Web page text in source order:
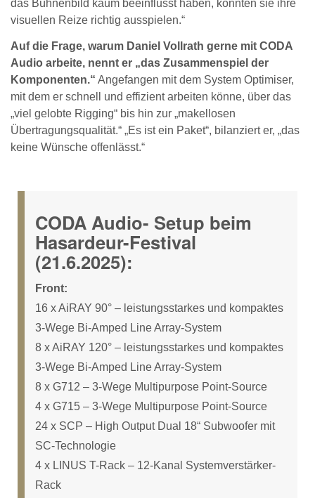
das Bühnenbild kaum beeinflusst haben, konnten sie ihre
visuellen Reize richtig ausspielen.“
Auf die Frage, warum Daniel Vollrath gerne mit CODA
Audio arbeite, nennt er „das Zusammenspiel der
Komponenten.“ Angefangen mit dem System Optimiser,
mit dem er schnell und effizient arbeiten könne, über das
„viel gelobte Rigging“ bis hin zur „makellosen
Übertragungsqualität.“ „Es ist ein Paket“, bilanziert er, „das
keine Wünsche offenlässt.“
CODA Audio- Setup beim
Hasardeur-Festival
(21.6.2025):
Front:
16 x AiRAY 90° – leistungsstarkes und kompaktes
3-Wege Bi-Amped Line Array-System
8 x AiRAY 120° – leistungsstarkes und kompaktes
3-Wege Bi-Amped Line Array-System
8 x G712 – 3-Wege Multipurpose Point-Source
4 x G715 – 3-Wege Multipurpose Point-Source
24 x SCP – High Output Dual 18“ Subwoofer mit
SC-Technologie
4 x LINUS T-Rack – 12-Kanal Systemverstärker-
Rack